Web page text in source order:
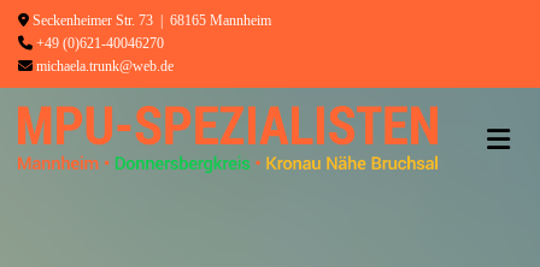
 Seckenheimer Str. 73 | 68165 Mannheim
 +49 (0)621-40046270
 michaela.trunk@web.de